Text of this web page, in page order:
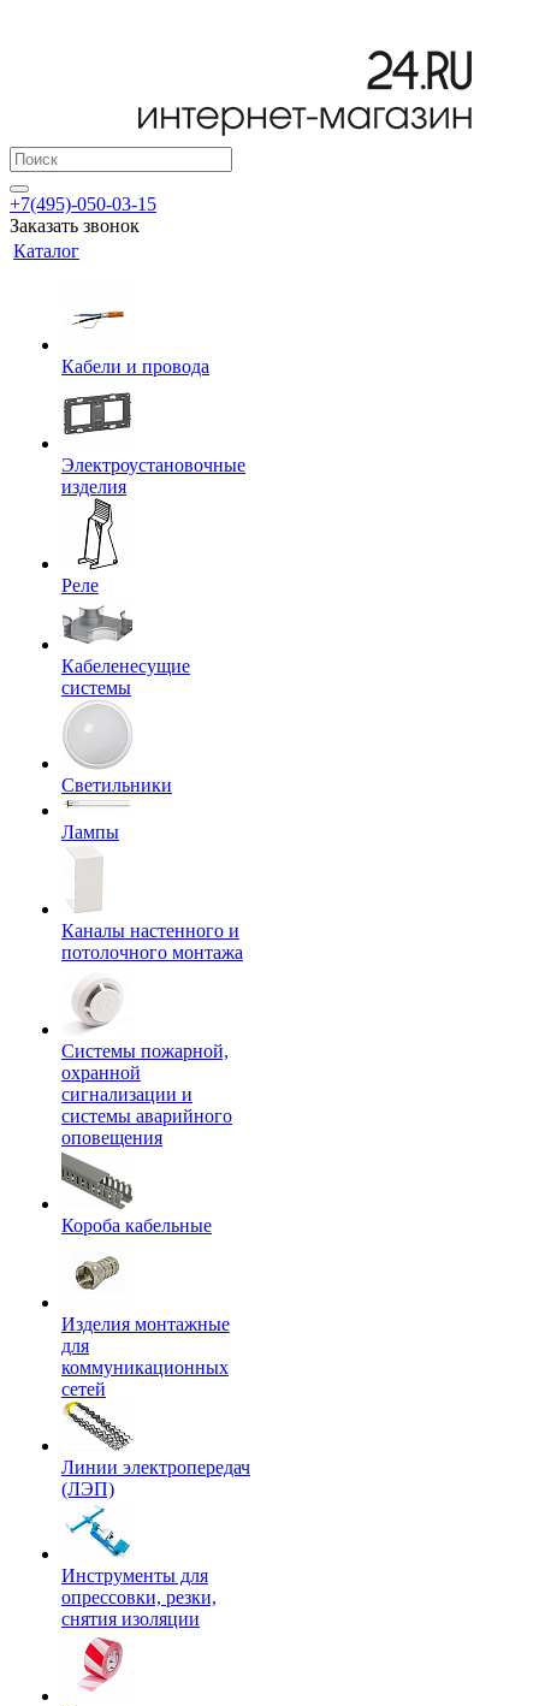
+7(495)-050-03-15
Заказать звонок
Каталог
Кабели и провода
Электроустановочные
изделия
Реле
Кабеленесущие
системы
Светильники
Лампы
Каналы настенного и
потолочного монтажа
Системы пожарной,
охранной
сигнализации и
системы аварийного
оповещения
Короба кабельные
Изделия монтажные
для
коммуникационных
сетей
Линии электропередач
(ЛЭП)
Инструменты для
опрессовки, резки,
снятия изоляции